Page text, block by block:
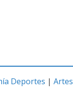
Deportes | Artes